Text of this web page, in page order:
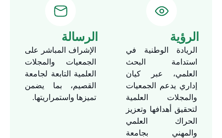
الرؤية
الريادة الوطنية في
استدامة البحث
العلمي، عبر كيان
إداري يدعم الجمعيات
والمجلات العلمية
لتحقيق أهدافها وتعزيز
الحراك العلمي
والمهني بجامعة
الرسالة
الإشراف المباشر على
الجمعيات والمجلات
العلمية التابعة لجامعة
القصيم، بما يضمن
تميزها واستمراريتها.